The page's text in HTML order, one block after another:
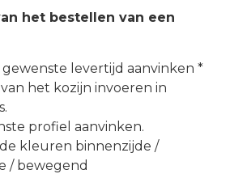
het bestellen van een
levertijd aanvinken *
het kozijn invoeren in
profiel aanvinken.
kleuren binnenzijde /
/ bewegend